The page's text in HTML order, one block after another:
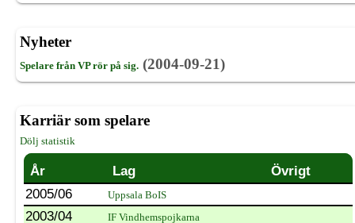
Nyheter
Spelare från VP rör på sig. (2004-09-21)
Karriär som spelare
Dölj statistik
År Lag
Övrigt
2005/06
Uppsala BoIS
2003/04 IF Vindhemspojkarna